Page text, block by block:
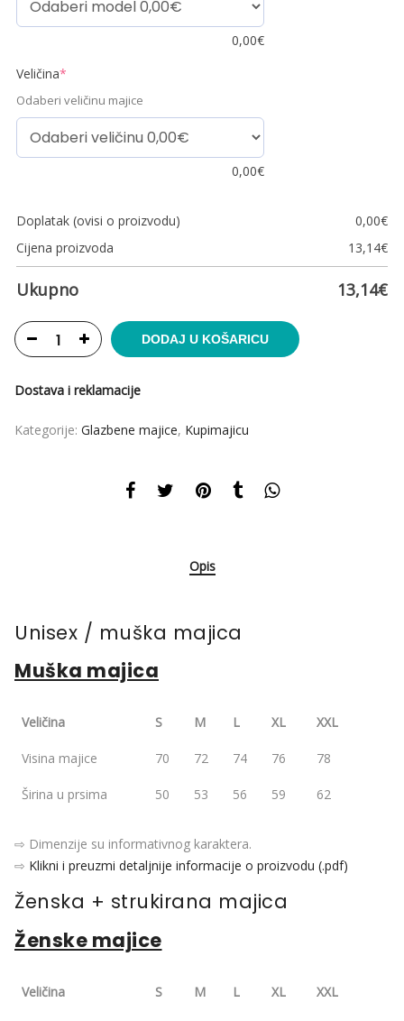
0,00€
Veličina*
Odaberi veličinu majice
0,00€
Doplatak (ovisi o proizvodu) 0,00€
Cijena proizvoda
13,14€
Ukupno 13,14€
DODAJ U KOŠARICU
Dostava i reklamacije
Kategorije: Glazbene majice, Kupimajicu
Opis
Unisex / muška majica
Muška majica
Veličina S M L XL XXL
Visina majice 70 72 74 76 78
Širina u prsima 50 53 56 59 62
⇨ Dimenzije su informativnog karaktera.
⇨ Klikni i preuzmi detaljnije informacije o proizvodu (.pdf)
Ženska + strukirana majica
Ženske majice
Veličina S M L XL XXL